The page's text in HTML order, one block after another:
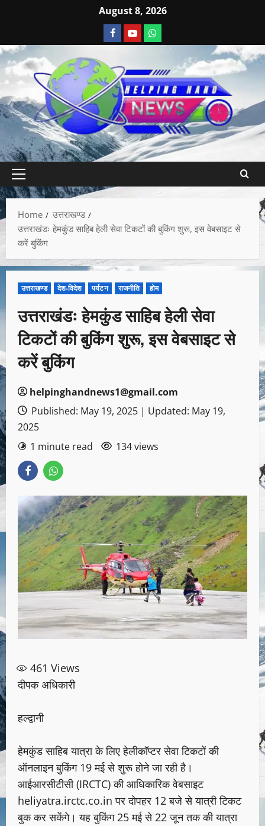
August 8, 2026
Home
उत्तराखण्ड
उत्तराखंडः हेमकुंड साहिब हेली सेवा टिकटों की बुकिंग शुरू, इस वेबसाइट से
करें बुकिंग
उत्तराखण्ड देश-विदेश पर्यटन राजनीति होम
उत्तराखंडः हेमकुंड साहिब हेली सेवा
टिकटों की बुकिंग शुरू, इस वेबसाइट से
करें बुकिंग
helpinghandnews1@gmail.com
Published: May 19, 2025 | Updated: May 19,
2025
1 minute read
134 views
461 Views
दीपक अधिकारी
हल्द्वानी
हेमकुंड साहिब यात्रा के लिए हेलीकॉप्टर सेवा टिकटों की
ऑनलाइन बुकिंग 19 मई से शुरू होने जा रही है।
आईआरसीटीसी (IRCTC) की आधिकारिक वेबसाइट
heliyatra.irctc.co.in पर दोपहर 12 बजे से यात्री टिकट
बुक कर सकेंगे। यह बुकिंग 25 मई से 22 जून तक की यात्रा